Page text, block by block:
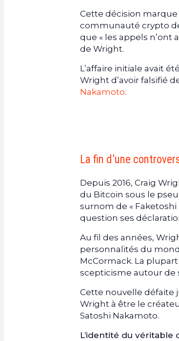
Cette décision
communauté crypto
que « les appels
de Wright.
L’affaire initiale avait
Wright d’avoir falsifié
Nakamoto.
La fin d’une
Depuis 2016, Craig
du Bitcoin sous le
surnom de «
question ses
Au fil des années,
personnalités du
McCormack. La
scepticisme autour de
Cette nouvelle défaite
Wright à être le
Satoshi Nakamoto.
L’identité du